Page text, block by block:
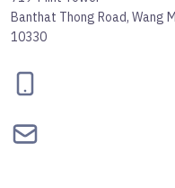
Banthat Thong Road, Wang
10330